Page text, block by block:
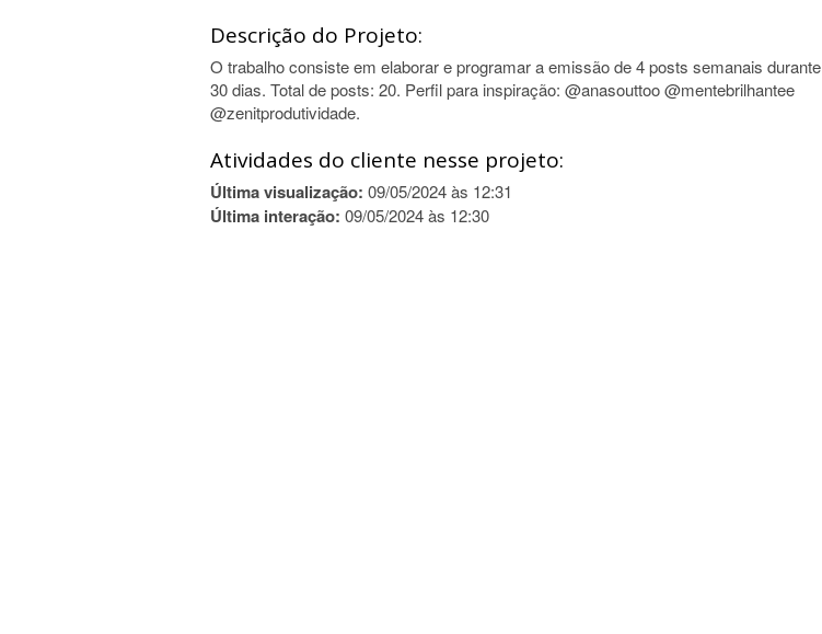
Descrição do Projeto:
O trabalho consiste em elaborar e programar a emissão de 4 posts semanais durante
30 dias. Total de posts: 20. Perfil para inspiração: @anasouttoo @mentebrilhantee
@zenitprodutividade.
Atividades do cliente nesse projeto:
Última visualização: 09/05/2024 às 12:31
Última interação: 09/05/2024 às 12:30